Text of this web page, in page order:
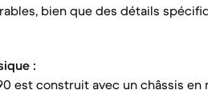
bien que des détails
:
est construit avec un châssis